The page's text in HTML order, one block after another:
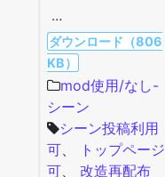
…
ダウンロード（806
KB）
mod使用/なし-
シーン
シーン投稿利用
可、
トップページ
可、 改造再配布